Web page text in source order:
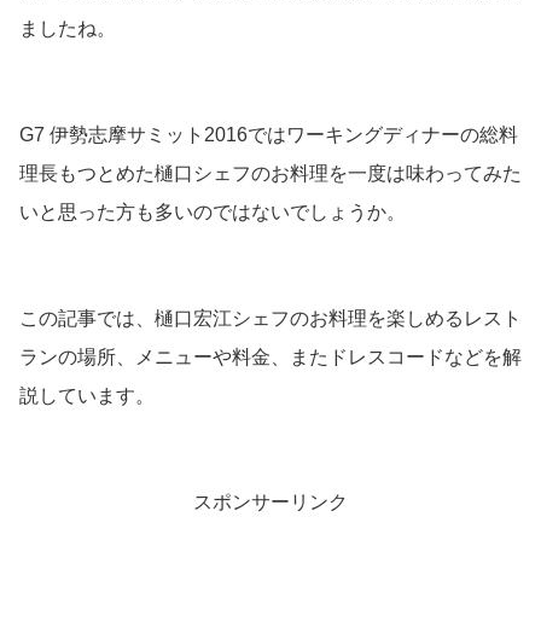
ましたね。
G7 伊勢志摩サミット2016ではワーキングディナーの総料
理長もつとめた樋口シェフのお料理を一度は味わってみた
いと思った方も多いのではないでしょうか。
この記事では、樋口宏江シェフのお料理を楽しめるレスト
ランの場所、メニューや料金、またドレスコードなどを解
説しています。
スポンサーリンク